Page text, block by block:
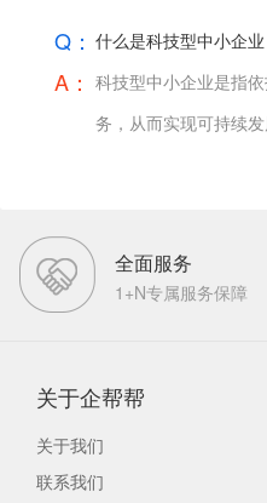
Q： 什么是科技型中小企业
A： 科技型中小企业是指
务，从而实现可持续发
全面服务
1+N专属服务保障
关于企帮帮
关于我们
联系我们